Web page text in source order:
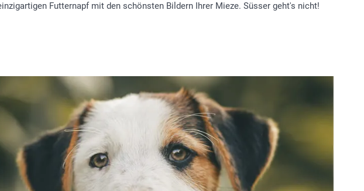
Futternapf mit den schönsten Bildern Ihrer Mieze. Süsser geht's nicht!